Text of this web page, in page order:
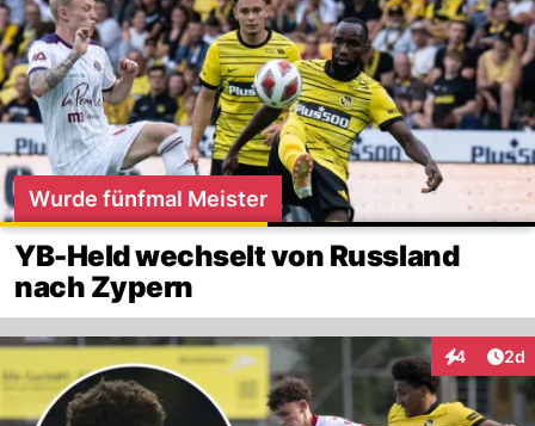
Wurde fünfmal Meister
YB-Held wechselt von Russland
nach Zypern
4 2d